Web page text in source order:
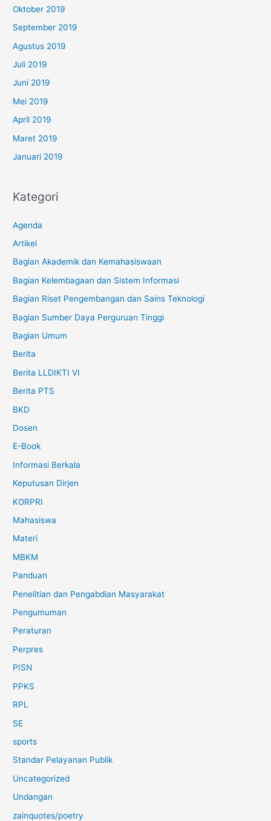
Oktober 2019
September 2019
Agustus 2019
Juli 2019
Juni 2019
Mei 2019
April 2019
Maret 2019
Januari 2019
Kategori
Agenda
Artikel
Bagian Akademik dan Kemahasiswaan
Bagian Kelembagaan dan Sistem Informasi
Bagian Riset Pengembangan dan Sains Teknologi
Bagian Sumber Daya Perguruan Tinggi
Bagian Umum
Berita
Berita LLDIKTI VI
Berita PTS
BKD
Dosen
E-Book
Informasi Berkala
Keputusan Dirjen
KORPRI
Mahasiswa
Materi
MBKM
Panduan
Penelitian dan Pengabdian Masyarakat
Pengumuman
Peraturan
Perpres
PISN
PPKS
RPL
SE
sports
Standar Pelayanan Publik
Uncategorized
Undangan
zainquotes/poetry